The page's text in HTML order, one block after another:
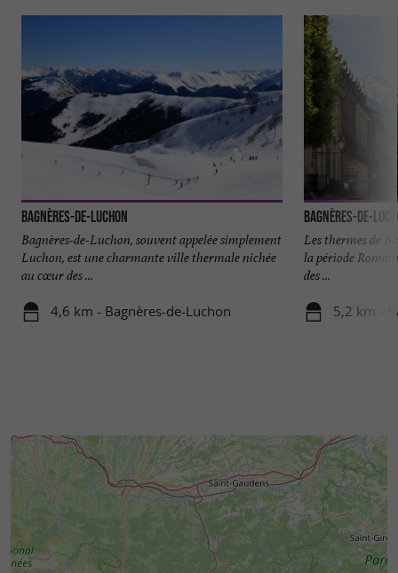
Bagnères-de-Luchon
Bagnères-de-Luchon, souvent appelée simplement
Luchon, est une charmante ville thermale nichée
au cœur des ...
4,6 km - Bagnères-de-Luchon
Bagnères-de-
Les thermes de
la période
des ...
5,2 km -